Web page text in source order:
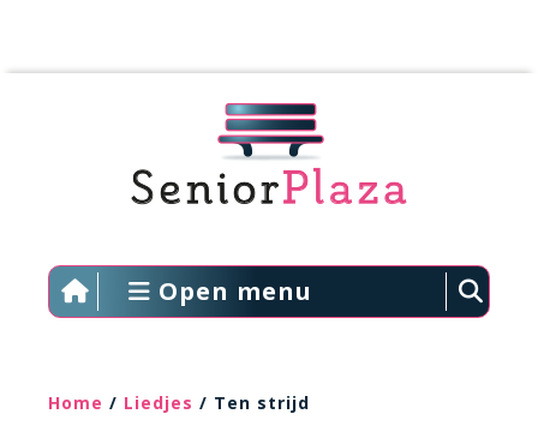
Open menu
Home / Liedjes / Ten strijd